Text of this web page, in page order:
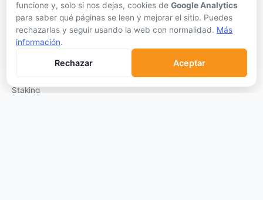
Gastar Criptomonedas
APRENDER
Staking
funcione y, solo si nos dejas, cookies de Google Analytics
para saber qué páginas se leen y mejorar el sitio. Puedes
rechazarlas y seguir usando la web con normalidad. Más
información.
Rechazar Aceptar